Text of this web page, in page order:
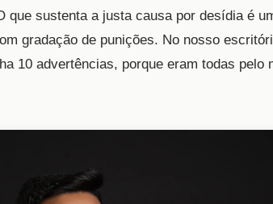
que sustenta a justa causa por desídia é
gradação de punições. No nosso
10 advertências, porque eram todas pelo